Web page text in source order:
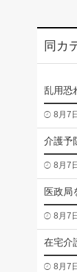
同カ
乱用恐
8月7
介護予
8月7
医政
8月7
在宅介
8月7